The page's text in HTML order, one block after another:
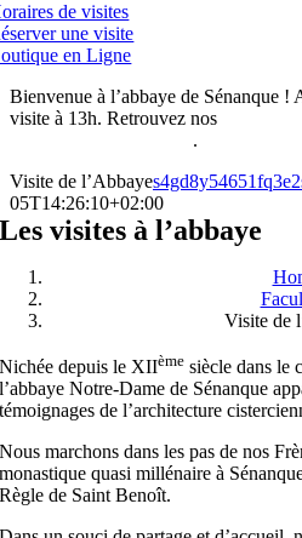
de visites
une visite
en Ligne
Bienvenue à l’abbaye de Sénanque
visite à 13h. Retrouvez nos
.
Visite de l’Abbaye
05T14:26:10+02:00
Les visites à l’abbaye
Visite de
Nichée depuis le XIIème siècle dans le
l’abbaye Notre-Dame de Sénanque
témoignages de l’architecture
Nous marchons dans les pas de nos
monastique quasi millénaire à
Règle de Saint Benoît.